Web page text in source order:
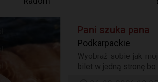
Pani szuka pana
Podkarpackie
Wyobraź sobie jak
bilet w jedną stronę